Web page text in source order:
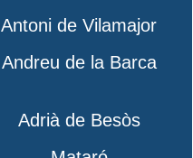
Antoni de Vilamajor
Andreu de la Barca
Adrià de Besòs